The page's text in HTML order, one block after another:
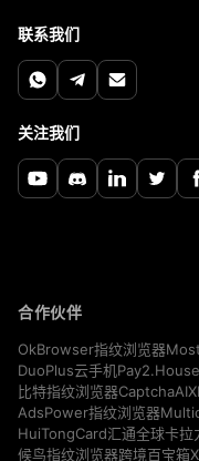
联系我们
关注我们
合作伙伴
OkBrowser指纹浏览器
DuoPlus云手机Pay2.House
比特指纹浏览器CaptchaAI
AdsPower指纹浏览器
HuiTongCard汇通全球卡拉
候鸟指纹浏览器跨境百宝箱